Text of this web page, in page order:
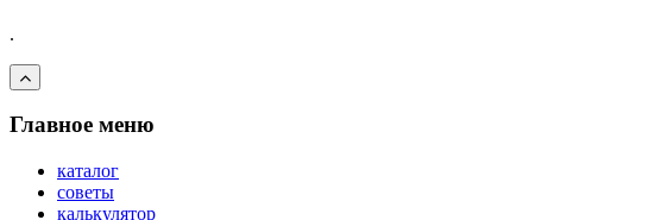
.
Главное меню
каталог
советы
калькулятор